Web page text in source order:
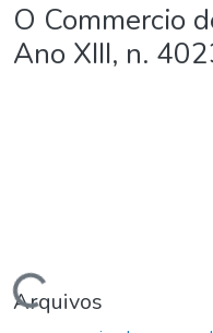
O Commercio
Ano XIII, n.
Arquivos